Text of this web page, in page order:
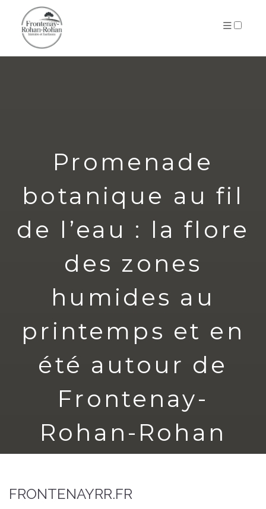
Promenade
botanique au fil
de l’eau : la flore
des zones
humides au
printemps et en
été autour de
Frontenay-
Rohan-Rohan
FRONTENAYRR.FR